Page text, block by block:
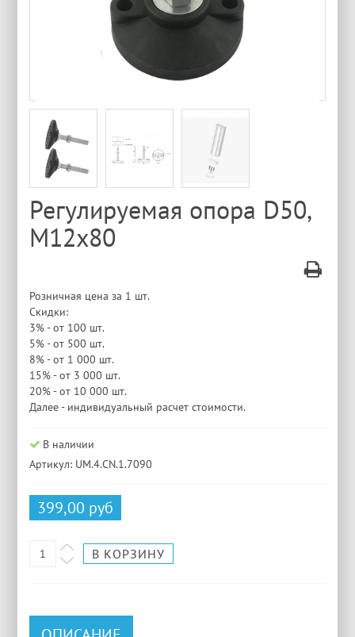
Регулируемая опора D50,
М12х80
Розничная цена за 1 шт.
Скидки:
3% - от 100 шт.
5% - от 500 шт.
8% - от 1 000 шт.
15% - от 3 000 шт.
20% - от 10 000 шт.
Далее - индивидуальный расчет стоимости.
В наличии
Артикул: UM.4.CN.1.7090
399,00 руб